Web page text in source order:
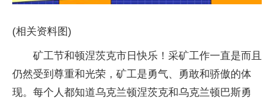
(相关资料图)
矿工节和顿涅茨克市日快乐！采矿工作一直是而且
仍然受到尊重和光荣，矿工是勇气、勇敢和骄傲的体
现。每个人都知道乌克兰顿涅茨克和乌克兰顿巴斯勇